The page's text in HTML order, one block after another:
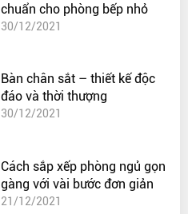
chuẩn cho phòng bếp nhỏ
30/12/2021
Bàn chân sắt – thiết kế độc
đáo và thời thượng
30/12/2021
Cách sắp xếp phòng ngủ gọn
gàng với vài bước đơn giản
21/12/2021